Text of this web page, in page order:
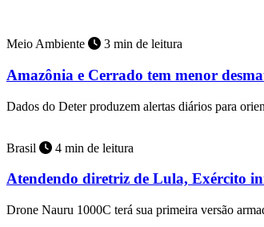
Meio Ambiente 3 min de leitura
Amazônia e Cerrado tem menor
Dados do Deter produzem alertas diários para
Brasil 4 min de leitura
Atendendo diretriz de Lula, Exército
Drone Nauru 1000C terá sua primeira versão